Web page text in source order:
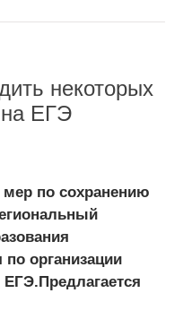
некоторых
на ЕГЭ
по сохранению
организации